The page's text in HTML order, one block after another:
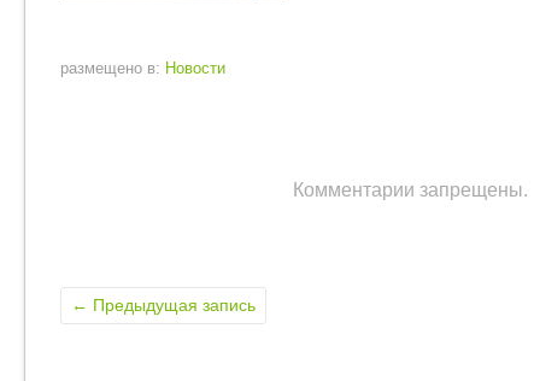
размещено в: Новости
Комментарии запрещены.
← Предыдущая запись